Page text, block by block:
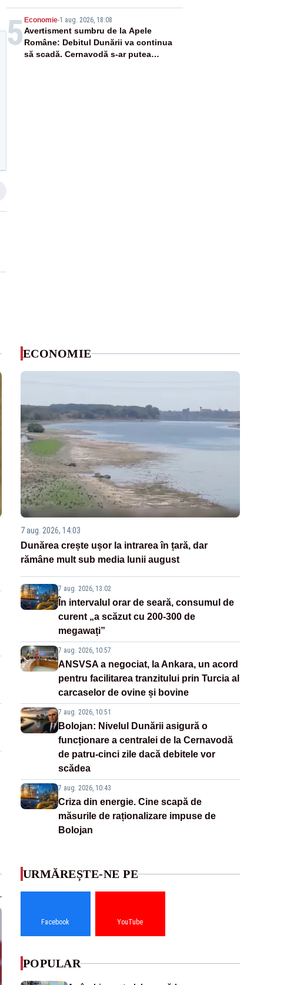
pensii
5 Economie-1 aug. 2026, 18:08
Avertisment sumbru de la Apele
Române: Debitul Dunării va continua
să scadă. Cernavodă s-ar putea
ECONOMIE
7 aug. 2026, 14:03
Dunărea crește ușor la intrarea în țară, dar
rămâne mult sub media lunii august
7 aug. 2026, 13:02
În intervalul orar de seară, consumul de
curent „a scăzut cu 200-300 de
megawați”
7 aug. 2026, 10:57
ANSVSA a negociat, la Ankara, un acord
pentru facilitarea tranzitului prin Turcia al
carcaselor de ovine și bovine
7 aug. 2026, 10:51
Bolojan: Nivelul Dunării asigură o
funcționare a centralei de la Cernavodă
de patru-cinci zile dacă debitele vor
scădea
7 aug. 2026, 10:43
Criza din energie. Cine scapă de
măsurile de raționalizare impuse de
Bolojan
URMĂREȘTE-NE PE
Facebook YouTube
POPULAR